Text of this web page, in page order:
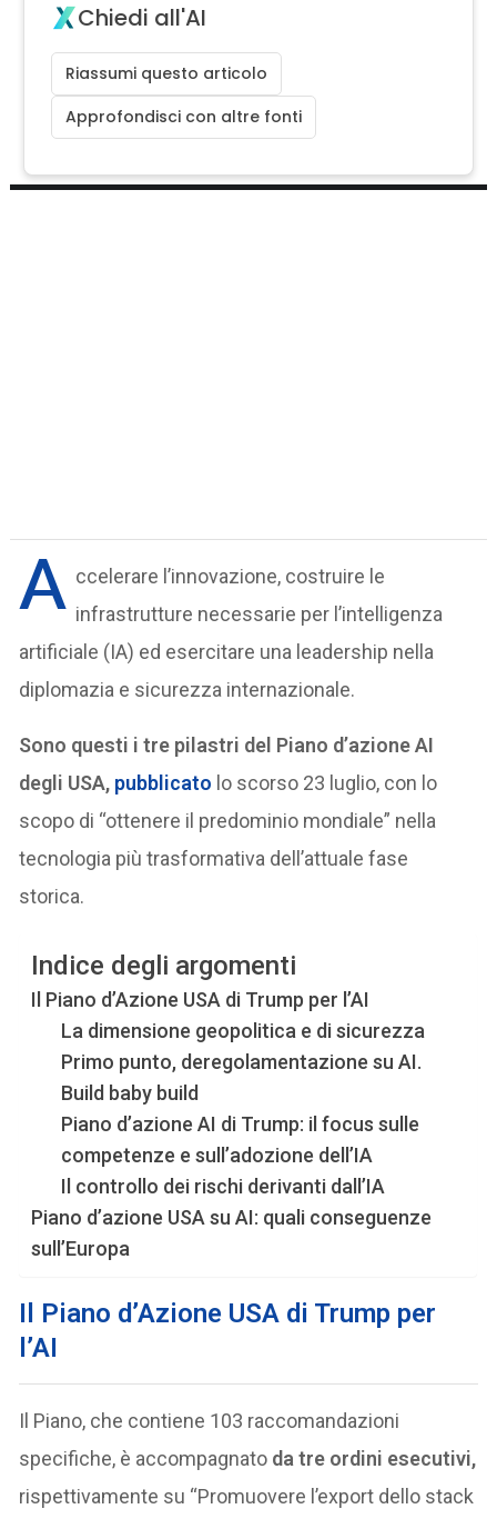
Chiedi all'AI
Riassumi questo articolo
Approfondisci con altre fonti
A ccelerare l’innovazione, costruire le
infrastrutture necessarie per l’intelligenza
artificiale (IA) ed esercitare una leadership nella
diplomazia e sicurezza internazionale.
Sono questi i tre pilastri del Piano d’azione AI
degli USA, pubblicato lo scorso 23 luglio, con lo
scopo di “ottenere il predominio mondiale” nella
tecnologia più trasformativa dell’attuale fase
storica.
Indice degli argomenti
Il Piano d’Azione USA di Trump per l’AI
La dimensione geopolitica e di sicurezza
Primo punto, deregolamentazione su AI.
Build baby build
Piano d’azione AI di Trump: il focus sulle
competenze e sull’adozione dell’IA
Il controllo dei rischi derivanti dall’IA
Piano d’azione USA su AI: quali conseguenze
sull’Europa
Il Piano d’Azione USA di Trump per
l’AI
Il Piano, che contiene 103 raccomandazioni
specifiche, è accompagnato da tre ordini esecutivi,
rispettivamente su “Promuovere l’export dello stack